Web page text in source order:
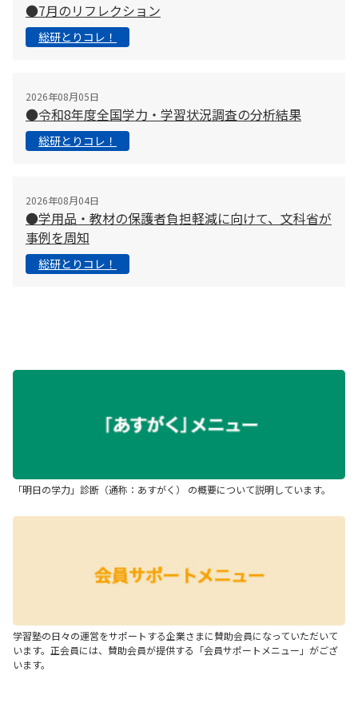
●7月のリフレクション
総研とりコレ！
2026年08月05日
●令和8年度全国学力・学習状況調査の分析結果
総研とりコレ！
2026年08月04日
●学用品・教材の保護者負担軽減に向けて、文科省が
事例を周知
総研とりコレ！
「明日の学力」診断（通称：あすがく） の概要について説明しています。
学習塾の日々の運営をサポートする企業さまに賛助会員になっていただいて
います。正会員には、賛助会員が提供する「会員サポートメニュー」がござ
います。